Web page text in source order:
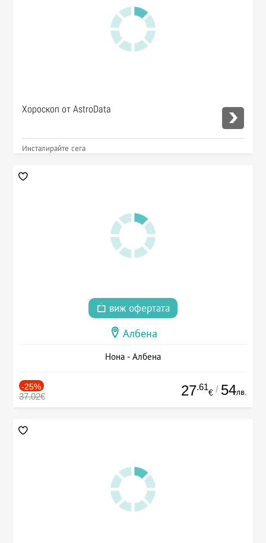
Хороскоп от AstroData
Инсталирайте сега
виж офертата
Албена
Нона - Албена
-25%
37.02€ 27.61
€ / 54лв.